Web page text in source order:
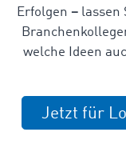
Erfolgen –lassen
welche Ideen
Jetzt für